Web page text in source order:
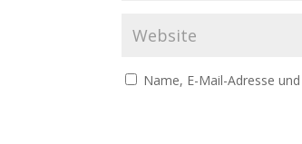
Name, E-Mail-Adresse